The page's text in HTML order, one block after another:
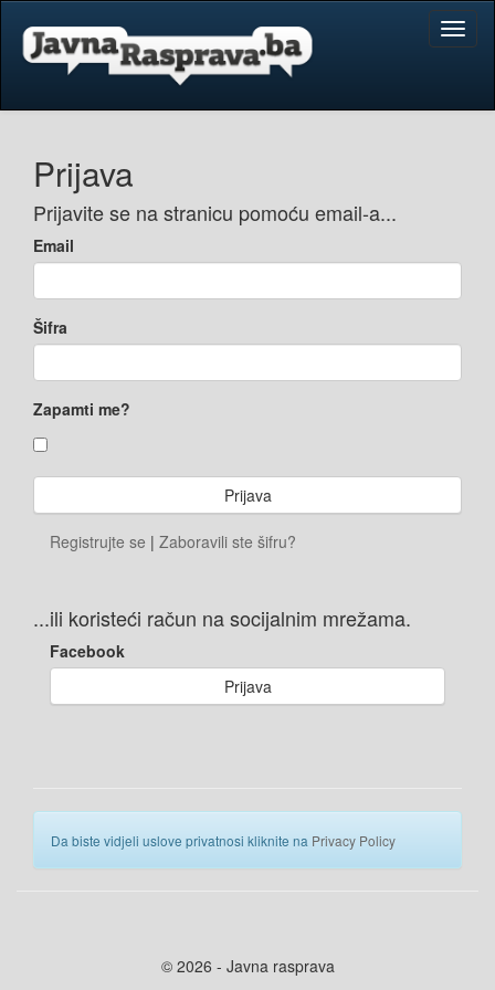
Prijava
Prijavite se na stranicu pomoću email-a...
Email
Šifra
Zapamti me?
Registrujte se | Zaboravili ste šifru?
...ili koristeći račun na socijalnim mrežama.
Facebook
Prijava
Da biste vidjeli uslove privatnosi kliknite na Privacy Policy
© 2026 - Javna rasprava